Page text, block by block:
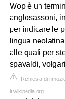
Wop è un
anglosassoni,
per indicare le
lingua
alle quali per
spavaldi,
Richiesta di
it.wikipedia.org